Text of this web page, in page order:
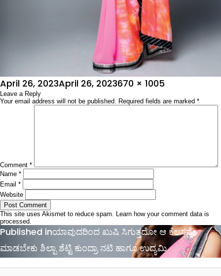
Posted
on
April 26, 2023April 26, 2023Full
size
670 × 1005
Leave a Reply
Your email address will not be published. Required fields are marked *
Comment *
Name *
Email *
Website
This site uses Akismet to reduce spam. Learn how your comment data is
processed.
Post
navigation
Published inಯಾವುದರಿಂದ ಖುಷಿ ಸಿಗುತ್ತದೋ ಆ ಕೆಲಸನ್ನೇ
ಮಾಡಬೇಕು ಶಿಲ್ಪಾ ಶೆಟ್ಟಿ ಕುಂದ್ರಾ ನಟಿ ಹಾಗೂ ಉದ್ಯಮಿ